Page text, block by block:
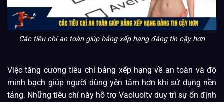
Các tiêu chí an toàn giúp bảng xếp hạng đáng tin cậy hơn
Việc tăng cường tiêu chí bảng xếp hạng về an toàn và độ
minh bạch giúp người dùng yên tâm hơn khi sử dụng nền
tảng. Những tiêu chí này hỗ trợ Vaoluoitv duy trì sự ổn định